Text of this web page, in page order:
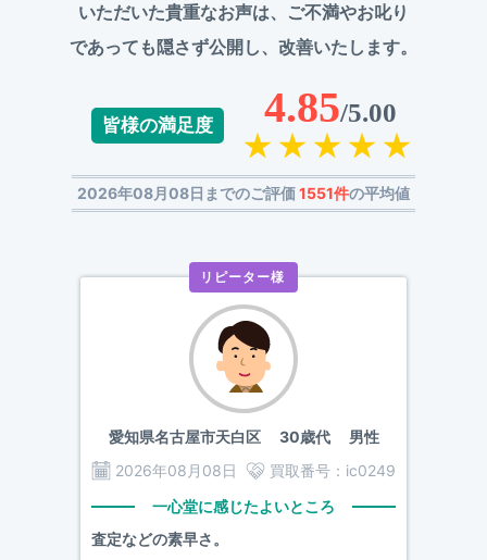
いただいた貴重なお声は、ご不満やお叱り
であっても 隠さず公開し、改善いたします。
皆様の満足度 4.85/5.00
2026年08月08日までのご評価1551件の平均値
リピーター様
愛知県名古屋市天白区30歳代 男性
2026年08月08日
買取番号： ic0249
一心堂に感じたよいところ
査定などの素早さ。